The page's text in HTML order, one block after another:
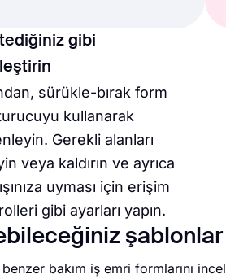
gibi
sürükle-bırak form
kullanarak
Gerekli alanları
veya kaldırın ve ayrıca
uyması için erişim
gibi ayarları yapın.
şablonlar
bakım iş emri formlarını